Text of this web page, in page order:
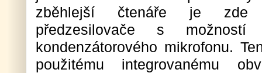
zběhlejší čtenáře je zde
předzesilovače s možností
kondenzátorového mikrofonu.
použitému integrovanému